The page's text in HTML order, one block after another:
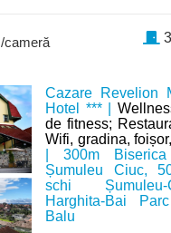
Cazare Revelion
Hotel *** |
de fitness;
Wifi, gradina,
| 300m
Șumuleu Ciuc,
schi
Harghita-Bai
Balu
/cameră